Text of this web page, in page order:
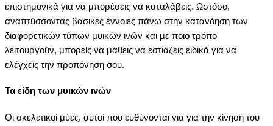
επιστημονικά για να μπορέσεις να καταλάβεις. Ωστόσο,
αναπτύσσοντας βασικές έννοιες πάνω στην κατανόηση των
διαφορετικών τύπων μυικών ινών και με ποιο τρόπο
λειτουργούν, μπορείς να μάθεις να εστιάζεις ειδικά για να
ελέγχεις την προπόνηση σου.
Τα είδη των μυικών ινών
Οι σκελετικοί μύες, αυτοί που ευθύνονται για για την κίνηση του